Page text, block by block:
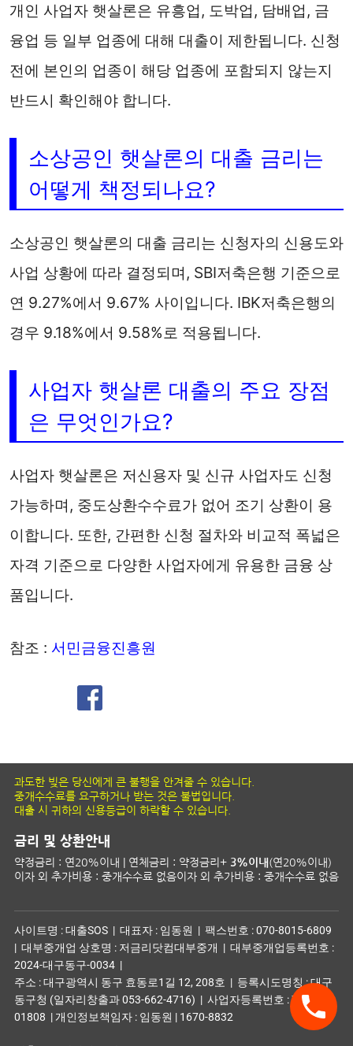
개인 사업자 햇살론은 유흥업, 도박업, 담배업, 금
융업 등 일부 업종에 대해 대출이 제한됩니다. 신청
전에 본인의 업종이 해당 업종에 포함되지 않는지
반드시 확인해야 합니다.
소상공인 햇살론의 대출 금리는
어떻게 책정되나요?
소상공인 햇살론의 대출 금리는 신청자의 신용도와
사업 상황에 따라 결정되며, SBI저축은행 기준으로
연 9.27%에서 9.67% 사이입니다. IBK저축은행의
경우 9.18%에서 9.58%로 적용됩니다.
사업자 햇살론 대출의 주요 장점
은 무엇인가요?
사업자 햇살론은 저신용자 및 신규 사업자도 신청
가능하며, 중도상환수수료가 없어 조기 상환이 용
이합니다. 또한, 간편한 신청 절차와 비교적 폭넓은
자격 기준으로 다양한 사업자에게 유용한 금융 상
품입니다.
참조 : 서민금융진흥원
과도한 빚은 당신에게 큰 불행을 안겨줄 수 있습니다.
중개수수료를 요구하거나 받는 것은 불법입니다.
대출 시 귀하의 신용등급이 하락할 수 있습니다.
금리 및 상환안내
약정금리 : 연20%이내 | 연체금리 : 약정금리+ 3%이내 (연20%이내)
이자 외 추가비용 : 중개수수료 없음이자 외 추가비용 : 중개수수료 없음
사이트명 : 대출SOS | 대표자 : 임동원 | 팩스번호 : 070-8015-6809
| 대부중개업 상호명 : 저금리닷컴대부중개 | 대부중개업등록번호 :
2024-대구동구-0034 |
주소 : 대구광역시 동구 효동로1길 12, 208호 | 등록시도명칭 : 대구
동구청 (일자리창출과 053-662-4716) | 사업자등록번호 : 730-07-
01808 | 개인정보책임자 : 임동원 | 1670-8832